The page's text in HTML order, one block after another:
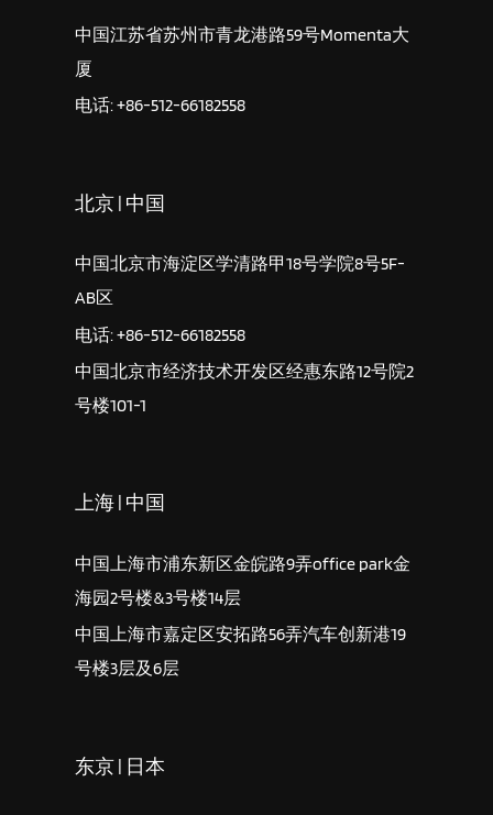
中国江苏省苏州市青龙港路59号Momenta大
厦
电话: +86-512-66182558
北京 | 中国
中国北京市海淀区学清路甲18号学院8号5F-
AB区
电话: +86-512-66182558
中国北京市经济技术开发区经惠东路12号院2
号楼101-1
上海 | 中国
中国上海市浦东新区金皖路9弄office park金
海园2号楼&3号楼14层
中国上海市嘉定区安拓路56弄汽车创新港19
号楼3层及6层
东京 | 日本